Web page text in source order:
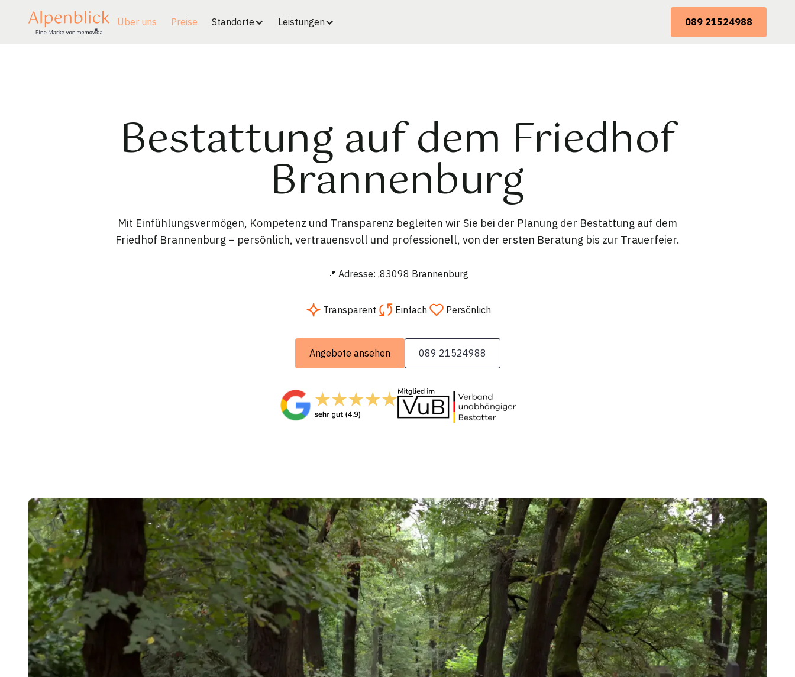
Über uns Preise Standorte Leistungen 089 21524988
Bestattung auf dem Friedhof
Brannenburg
Mit Einfühlungsvermögen, Kompetenz und Transparenz begleiten wir Sie bei der Planung der Bestattung auf dem
Friedhof Brannenburg – persönlich, vertrauensvoll und professionell, von der ersten Beratung bis zur Trauerfeier.
📍 Adresse: ,83098 Brannenburg
Transparent Einfach Persönlich
Angebote ansehen 089 21524988